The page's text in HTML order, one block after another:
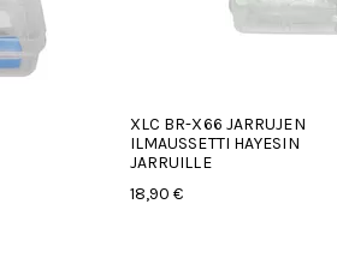
XLC BR-X66 JARRUJEN
ILMAUSSETTI HAYESIN
JARRUILLE
18,90 €